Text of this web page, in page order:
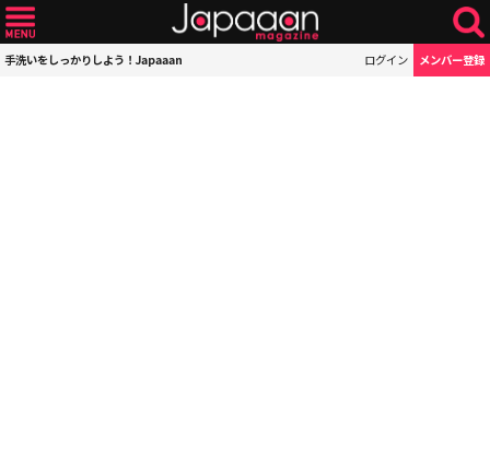
手洗いをしっかりしよう！Japaaan ログイン メンバー登録